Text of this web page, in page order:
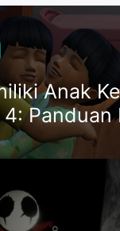
Anak
Panduan